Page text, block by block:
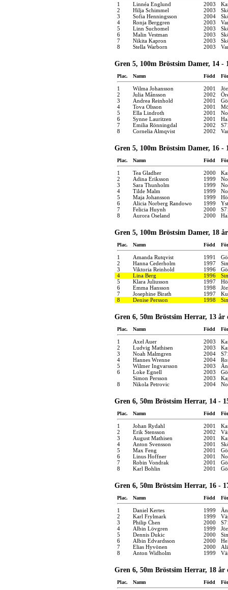
1 Linnéa Englund 2003
2
Hilja Schimmel 2003
3
Sofia Henningsson 2004
4
Ronja Berggren 2003
5
Linn Suchomel 2003
6
Malin Vestman 2003
7
Nikita Kapron 2003
8
Stella Warborn 2003
Gren 5, 100m Bröstsim Damer, 14 -
Plac. Namn Född
1 Wilma Johansson 2001
2
Julia Månsson 2002
3
Andrea Reinhold 2001
4
Tova Olsson 2001
5
Ella Lindroth 2001
6
Synne Lauritzen 2001
7
Emilia Rönningdal 2002
8
Cornelia Almqvist 2002
Gren 5, 100m Bröstsim Damer, 16 -
Plac. Namn Född
1 Tea Gladher 2000
2
Adina Eriksson 1999
3
Sara Thunholm 1999
4
Tilde Malm 1999
5
Maja Johansson 1999
6
Alicia Norberg Randowo 1999
7
Felicia Huynh 2000
8
Aurora Oseland 2000
Gren 5, 100m Bröstsim Damer, 18
Plac. Namn Född
1 Amanda Rutqvist 1991
2
Hanna Cederholm 1997
3
Viktoria Reinhold 1996
4
Lina Berg 1996
5
Klara Juliusson 1997
6
Emma Hansson 1998
7
Josephine Birath 1997
8
Denise Persson 1998
Gren 6, 50m Bröstsim Herrar, 13 år
Plac. Namn Född
1 Axel Auer 2003
2
Ludvig Mathisen 2003
3
Noah Malmgren 2004
4
Hannes Wrenne 2004
5
Wilmer Ingvarsson 2003
6
Loke Egnell 2003
Simon Persson
2003
8
Nikola Petrovic 2004
Gren 6, 50m Bröstsim Herrar, 14 -
Plac. Namn Född
1 Johan Rydahl 2001
2
Erik Stensson 2002
3
August Mathisen 2001
4
Anton Svensson 2001
5
Max Feng 2001
6
Linus Hoffner 2001
7
Robin Vondrak 2001
8
Karl Bohlin 2001
Gren 6, 50m Bröstsim Herrar, 16 -
Plac. Namn Född
1 Daniel Kertes 1999
2
Karl Frylmark 1999
3
Philip Chen 2000
4
Albin Lövgren 1999
5
Dennis Dukic 2000
6
Albin Edvardsson 2000
7
Elias Hyvönen 2000
8
Anton Widholm 1999
Gren 6, 50m Bröstsim Herrar, 18 år
Plac. Namn Född